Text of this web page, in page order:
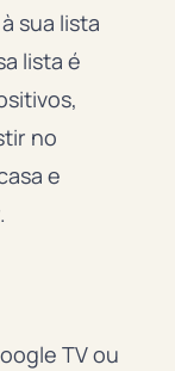
sua lista
lista é
no
e
TV ou